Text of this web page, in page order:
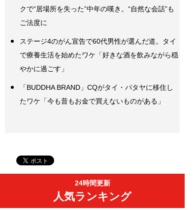
クで“居場所を失った”中年の嘆き。“自然な会話”も
ご法度に
ステージ4のがん宣告で60代男性が選んだ道。タイ
で療養生活を始めたワケ「好きな酒を飲みながら穏
やかに過ごす」
「BUDDHA BRAND」CQがタイ・パタヤに移住し
たワケ「今も昔もお金で買えないものがある」
24時間更新
人気ランキング